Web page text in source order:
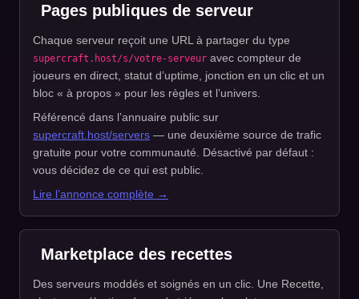
Pages publiques de serveur
Chaque serveur reçoit une URL à partager du type
supercraft.host/s/votre-serveur avec compteur de
joueurs en direct, statut d’uptime, jonction en un clic et un
bloc « à propos » pour les règles et l’univers.
Référencé dans l’annuaire public sur
supercraft.host/servers — une deuxième source de trafic
gratuite pour votre communauté. Désactivé par défaut :
vous décidez de ce qui est public.
Lire l’annonce complète →
Marketplace des recettes
Des serveurs moddés et soignés en un clic. Une Recette,